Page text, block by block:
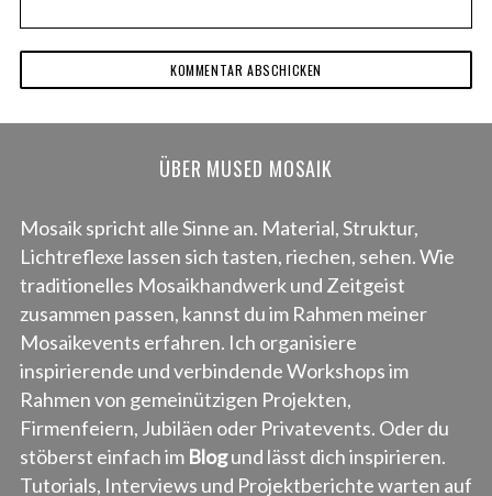
ÜBER MUSED MOSAIK
Mosaik spricht alle Sinne an. Material, Struktur,
Lichtreflexe lassen sich tasten, riechen, sehen. Wie
traditionelles Mosaikhandwerk und Zeitgeist
zusammen passen, kannst du im Rahmen meiner
Mosaikevents erfahren. Ich organisiere
inspirierende und verbindende Workshops im
Rahmen von gemeinützigen Projekten,
Firmenfeiern, Jubiläen oder Privatevents. Oder du
stöberst einfach im Blogund lässt dich inspirieren.
Tutorials, Interviews und Projektberichte warten auf